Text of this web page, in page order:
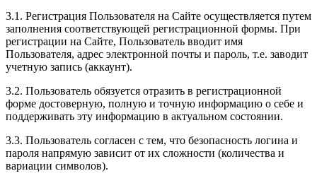
3.1. Регистрация Пользователя на Сайте осуществляется путем
заполнения соответствующей регистрационной формы. При
регистрации на Сайте, Пользователь вводит имя
Пользователя, адрес электронной почты и пароль, т.е. заводит
учетную запись (аккаунт).
3.2. Пользователь обязуется отразить в регистрационной
форме достоверную, полную и точную информацию о себе и
поддерживать эту информацию в актуальном состоянии.
3.3. Пользователь согласен с тем, что безопасность логина и
пароля напрямую зависит от их сложности (количества и
вариации символов).